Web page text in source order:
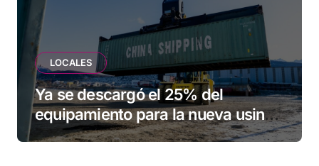
LOCALES
Ya se descargó el 25% del
equipamiento para la nueva usina
de Ushuaia